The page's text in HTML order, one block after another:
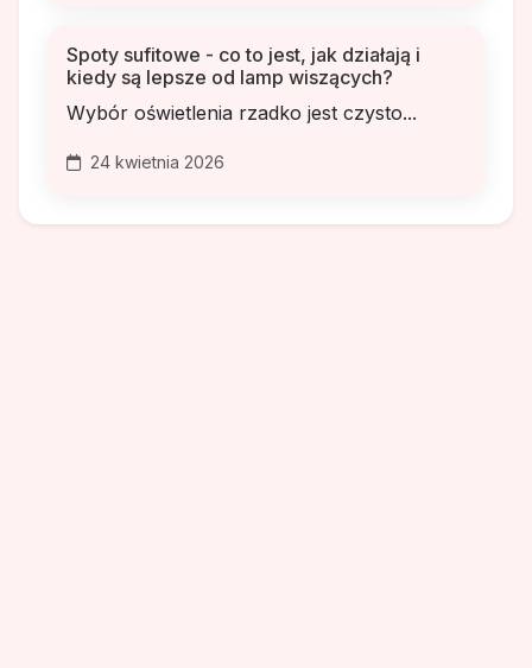
Spoty sufitowe - co to jest, jak działają i
kiedy są lepsze od lamp wiszących?
Wybór oświetlenia rzadko jest czysto...
24 kwietnia 2026